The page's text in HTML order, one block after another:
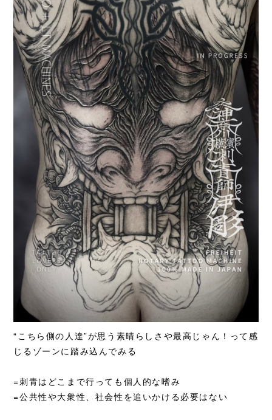
“こちら側の人達”が思う素晴らしさや最高じゃん！って感
じるゾーンに踏み込んでみる
=刺青はどこまで行っても個人的な嗜み
=公共性や大衆性、社会性を追いかける必要はない